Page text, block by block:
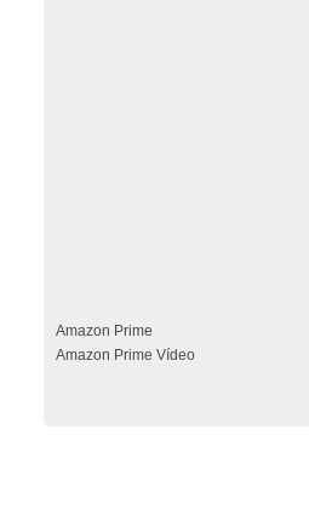
Amazon Prime
Amazon Prime Vídeo